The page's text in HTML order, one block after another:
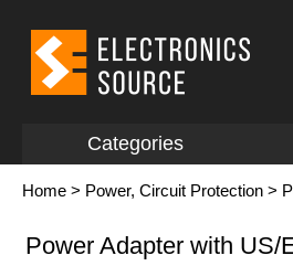
Categories
Home > Power, Circuit Protection >
Power Adapter with